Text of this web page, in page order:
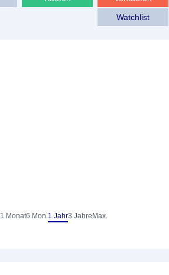
Watchlist
1 Monat6 Mon.1 Jahr3 Jahre Max.